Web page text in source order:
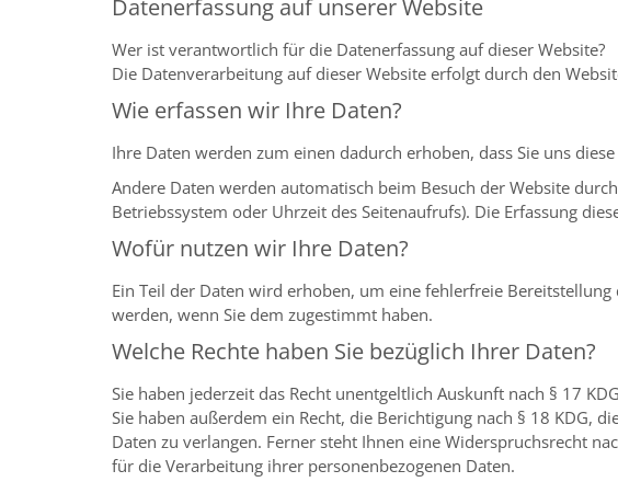
Datenerfassung auf unserer Website
Wer ist verantwortlich für die Datenerfassung auf dieser Website?
Die Datenverarbeitung auf dieser Website erfolgt durch den
Wie erfassen wir Ihre Daten?
Ihre Daten werden zum einen dadurch erhoben, dass Sie uns
Andere Daten werden automatisch beim Besuch der Website
Betriebssystem oder Uhrzeit des Seitenaufrufs). Die Erfassung
Wofür nutzen wir Ihre Daten?
Ein Teil der Daten wird erhoben, um eine fehlerfreie
werden, wenn Sie dem zugestimmt haben.
Welche Rechte haben Sie bezüglich Ihrer Daten?
Sie haben jederzeit das Recht unentgeltlich Auskunft nach § 17
Sie haben außerdem ein Recht, die Berichtigung nach § 18 KDG,
Daten zu verlangen. Ferner steht Ihnen eine Widerspruchsrecht
für die Verarbeitung ihrer personenbezogenen Daten.